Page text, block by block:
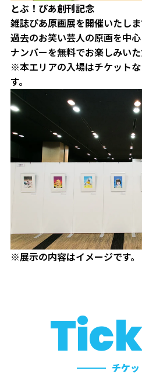
とぶ！ぴあ創刊記念
雑誌ぴあ原画展を開催いたしま
過去のお笑い芸人の原画を中
ナンバーを無料でお楽しみいた
※本エリアの入場はチケット
す。
※展示の内容はイメージです。
チケッ